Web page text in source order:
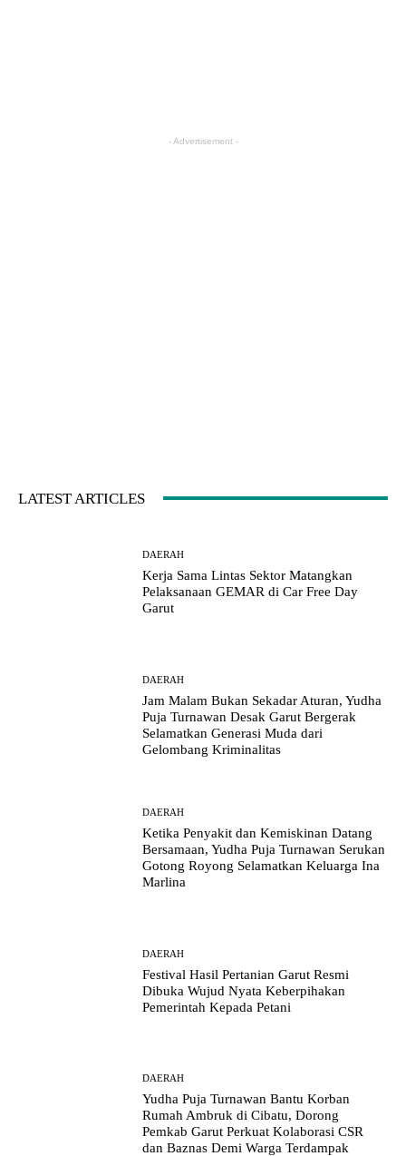
- Advertisement -
LATEST ARTICLES
DAERAH
Kerja Sama Lintas Sektor Matangkan
Pelaksanaan GEMAR di Car Free Day
Garut
DAERAH
Jam Malam Bukan Sekadar Aturan, Yudha
Puja Turnawan Desak Garut Bergerak
Selamatkan Generasi Muda dari
Gelombang Kriminalitas
DAERAH
Ketika Penyakit dan Kemiskinan Datang
Bersamaan, Yudha Puja Turnawan Serukan
Gotong Royong Selamatkan Keluarga Ina
Marlina
DAERAH
Festival Hasil Pertanian Garut Resmi
Dibuka Wujud Nyata Keberpihakan
Pemerintah Kepada Petani
DAERAH
Yudha Puja Turnawan Bantu Korban
Rumah Ambruk di Cibatu, Dorong
Pemkab Garut Perkuat Kolaborasi CSR
dan Baznas Demi Warga Terdampak